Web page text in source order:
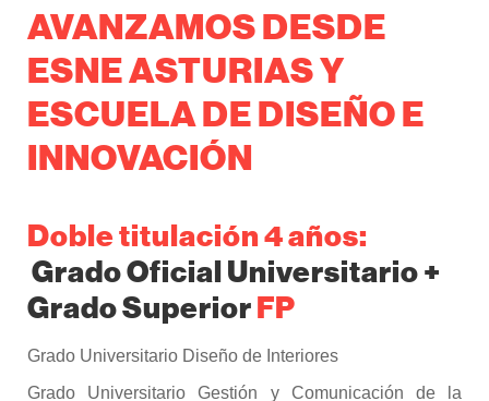
AVANZAMOS DESDE
ESNE ASTURIAS Y
ESCUELA DE DISEÑO E
INNOVACIÓN
Doble titulación 4 años:
Grado Oficial Universitario +
Grado SuperiorFP
Grado Universitario Diseño de Interiores
Grado Universitario Gestión y Comunicación de la